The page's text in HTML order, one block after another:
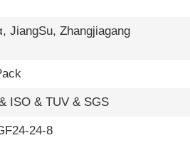
JiangSu, Zhangjiagang
ISO & TUV & SGS
24-8